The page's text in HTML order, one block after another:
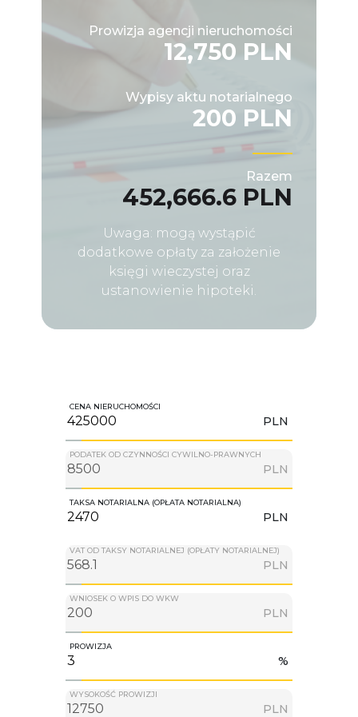
Prowizja agencji nieruchomości
12,750 PLN
Wypisy aktu notarialnego
200 PLN
Razem
452,666.6 PLN
Uwaga: mogą wystąpić
dodatkowe opłaty za założenie
księgi wieczystej oraz
ustanowienie hipoteki.
CENA NIERUCHOMOŚCI
PLN
PODATEK OD CZYNNOŚCI CYWILNO-PRAWNYCH
PLN
TAKSA NOTARIALNA (OPŁATA NOTARIALNA)
PLN
VAT OD TAKSY NOTARIALNEJ (OPŁATY NOTARIALNEJ)
PLN
WNIOSEK O WPIS DO WKW
PLN
PROWIZJA
%
WYSOKOŚĆ PROWIZJI
PLN